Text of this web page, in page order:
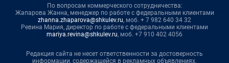
По вопросам коммерческого сотрудничества:
Жапарова Жанна, менеджер по работе с федеральными клиентами
zhanna.zhaparova@shkulev.ru, моб. + 7 982 640 34 32
Ревина Мария, директор по работе с федеральными клиентами
mariya.revina@shkulev.ru, моб. +7 910 402 4056
Редакция сайта не несет ответственности за достоверность
информации, содержащейся в рекламных объявлениях.